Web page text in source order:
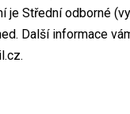
je Střední odborné
Další informace